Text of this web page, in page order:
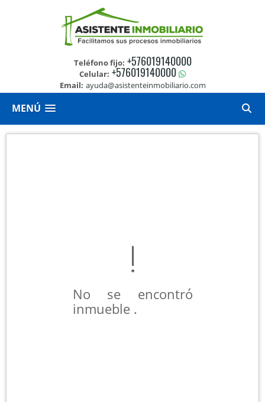
Teléfono fijo: +576019140000
Celular: +576019140000
Email: ayuda@asistenteinmobiliario.com
MENÚ
No se encontró
inmueble .